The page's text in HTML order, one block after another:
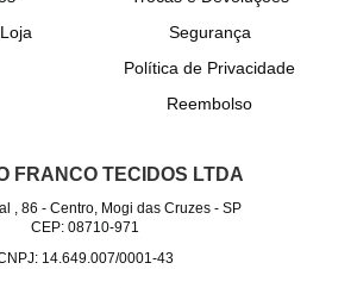
Segurança
Política de Privacidade
Reembolso
FRANCO TECIDOS LTDA
, 86 -Centro, Mogi das Cruzes -SP
CEP: 08710-971
14.649.007/0001-43